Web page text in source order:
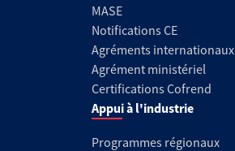
MASE
Notifications CE
Agréments internationaux
Agrément ministériel
Certifications Cofrend
Appui à l'industrie
Programmes régionaux